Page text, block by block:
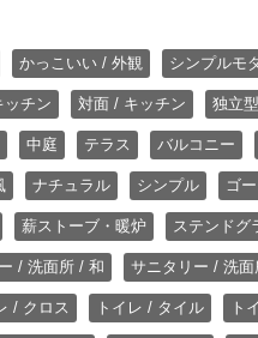
かっこいい / 外観 シンプルモ
ッチン 対面 / キッチン 独立
中庭 テラス バルコニー
ナチュラル シンプル ゴ
薪ストーブ・暖炉 ステンドグ
/ 洗面所 / 和 サニタリー / 洗
/ クロス トイレ / タイル ト